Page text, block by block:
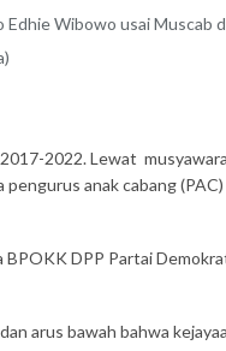
Wibowo usai Muscab
2022. Lewat
anak cabang
DPP Partai
arus bawah bahwa